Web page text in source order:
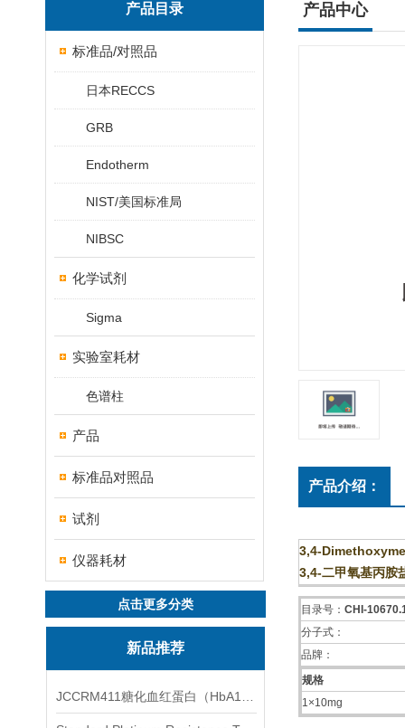
产品目录
标准品/对照品
日本RECCS
GRB
Endotherm
NIST/美国标准局
NIBSC
化学试剂
Sigma
实验室耗材
色谱柱
产品
标准品对照品
试剂
仪器耗材
点击更多分类
新品推荐
产品中心
产品介绍：
3,4-
3,4-二甲氧基丙胺
目录号： CHI-
分子式：
品牌：
规格
1×10mg